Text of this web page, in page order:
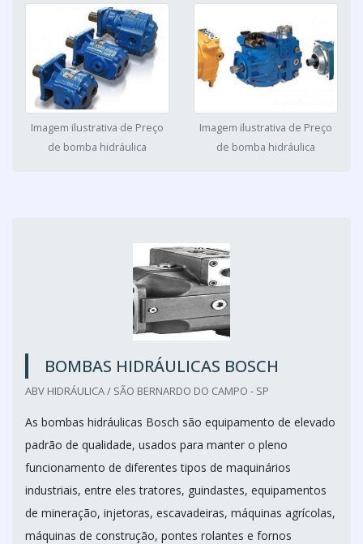
Imagem ilustrativa de Preço
de bomba hidráulica
Imagem ilustrativa de Preço
de bomba hidráulica
BOMBAS HIDRÁULICAS BOSCH
ABV HIDRÁULICA / SÃO BERNARDO DO CAMPO - SP
As bombas hidráulicas Bosch são equipamento de elevado
padrão de qualidade, usados para manter o pleno
funcionamento de diferentes tipos de maquinários
industriais, entre eles tratores, guindastes, equipamentos
de mineração, injetoras, escavadeiras, máquinas agrícolas,
máquinas de construção, pontes rolantes e fornos